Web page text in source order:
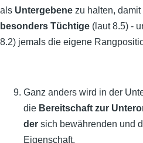
als Untergebene zu halten, damit
besonders Tüchtige (laut 8.5) -
8.2) jemals die eigene
Ganz anders wird in der
die Bereitschaft zur
der sich bewährenden und
Eigenschaft.